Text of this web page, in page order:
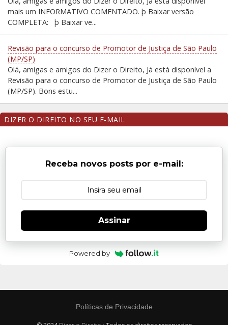
mais um INFORMATIVO COMENTADO. þ Baixar versão
COMPLETA: þ Baixar ve...
Revisão para o concurso de Promotor de Justiça de São Paulo
(MP/SP)
Olá, amigas e amigos do Dizer o Direito, Já está disponível a
Revisão para o concurso de Promotor de Justiça de São Paulo
(MP/SP). Bons estu...
DIZER O DIREITO NO SEU E-MAIL
Receba novos posts por e-mail:
Assinar
Powered by
Políticas de Privacidade